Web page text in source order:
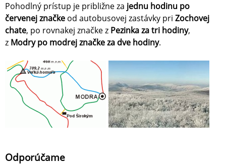
Pohodlný prístup je približne za jednu hodinu po
červenej značke od autobusovej zastávky pri Zochovej
chate, po rovnakej značke z Pezinka za tri hodiny,
z Modry po modrej značke za dve hodiny.
Odporúčame